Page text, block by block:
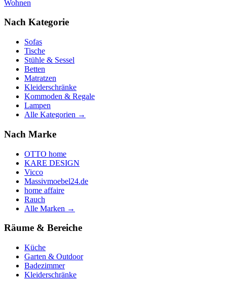
Wohnen
Nach Kategorie
Sofas
Tische
Stühle & Sessel
Betten
Matratzen
Kleiderschränke
Kommoden & Regale
Lampen
Alle Kategorien →
Nach Marke
OTTO home
KARE DESIGN
Vicco
Massivmoebel24.de
home affaire
Rauch
Alle Marken →
Räume & Bereiche
Küche
Garten & Outdoor
Badezimmer
Kleiderschränke